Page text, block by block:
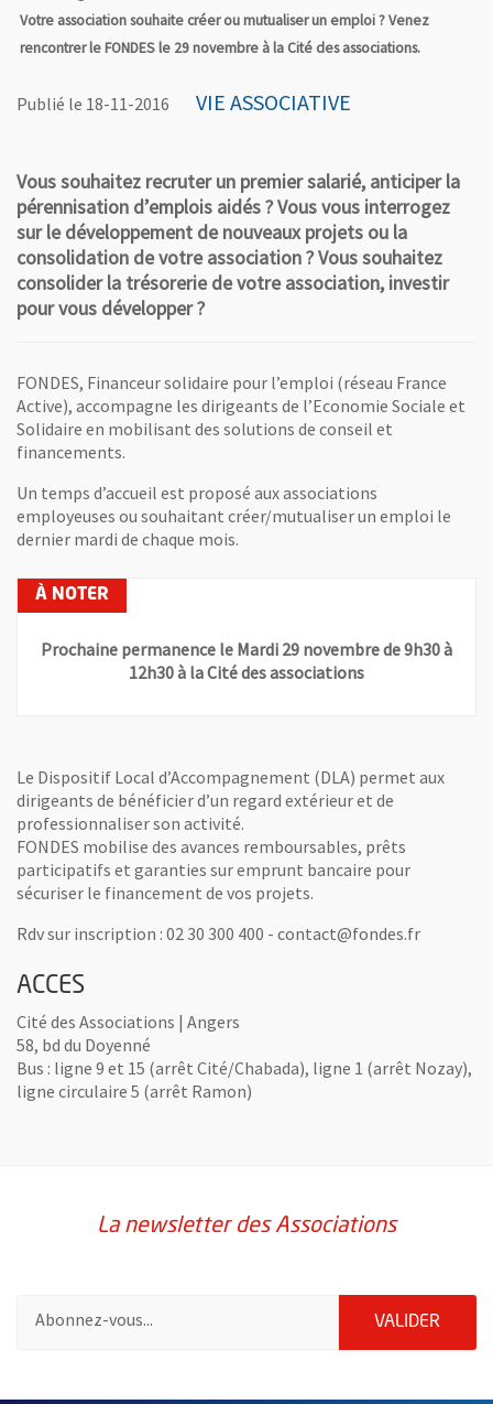
Votre association souhaite créer ou mutualiser un emploi ? Venez
rencontrer le FONDES le 29 novembre à la Cité des associations.
Publié le 18-11-2016 VIE ASSOCIATIVE
Vous souhaitez recruter un premier salarié, anticiper la
pérennisation d’emplois aidés ? Vous vous interrogez
sur le développement de nouveaux projets ou la
consolidation de votre association ? Vous souhaitez
consolider la trésorerie de votre association, investir
pour vous développer ?
FONDES, Financeur solidaire pour l’emploi (réseau France
Active), accompagne les dirigeants de l’Economie Sociale et
Solidaire en mobilisant des solutions de conseil et
financements.
Un temps d’accueil est proposé aux associations
employeuses ou souhaitant créer/mutualiser un emploi le
dernier mardi de chaque mois.
Prochaine permanence le Mardi 29 novembre de 9h30 à
12h30 à la Cité des associations
Le Dispositif Local d’Accompagnement (DLA) permet aux
dirigeants de bénéficier d’un regard extérieur et de
professionnaliser son activité.
FONDES mobilise des avances remboursables, prêts
participatifs et garanties sur emprunt bancaire pour
sécuriser le financement de vos projets.
Rdv sur inscription : 02 30 300 400 - contact@fondes.fr
ACCES
Cité des Associations | Angers
58, bd du Doyenné
Bus : ligne 9 et 15 (arrêt Cité/Chabada), ligne 1 (arrêt Nozay),
ligne circulaire 5 (arrêt Ramon)
La newsletter des Associations
VALIDER